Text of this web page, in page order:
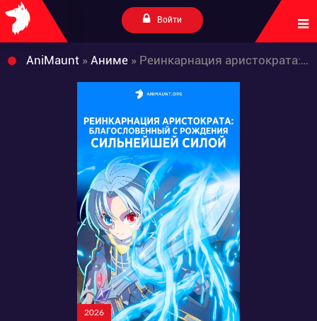
Войти
AniMaunt » Аниме » Реинкарнация аристократа: Благословенный с рождения сильнейшей силой
2026